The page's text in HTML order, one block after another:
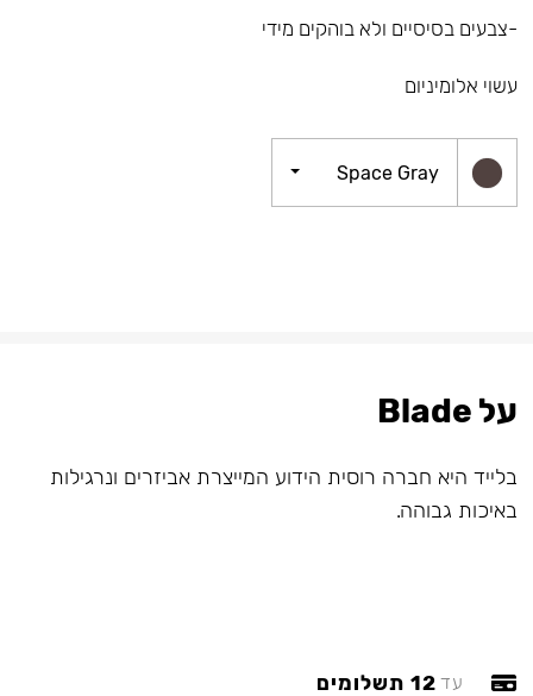
-צבעים בסיסיים ולא בוהקים מידי
עשוי אלומיניום
Space Gray
על Blade
בלייד היא חברה רוסית הידוע המייצרת אביזרים ונרגילות
באיכות גבוהה.
עד 12 תשלומים